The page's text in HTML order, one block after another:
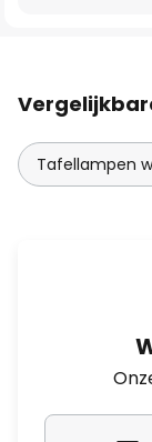
Tafellampen